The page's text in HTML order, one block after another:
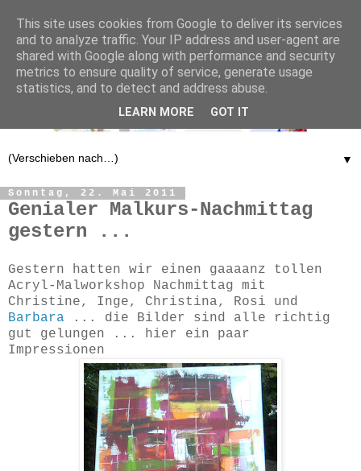
▼
Sonntag, 22. Mai 2011
Genialer Malkurs-Nachmittag
gestern ...
Gestern hatten wir einen gaaaanz tollen
Acryl-Malworkshop Nachmittag mit
Christine, Inge, Christina, Rosi und
Barbara
... die Bilder sind alle richtig
gut gelungen ... hier ein paar
Impressionen
This site uses cookies from Google to deliver its services
and to analyze traffic. Your IP address and user-agent are
shared with Google along with performance and security
metrics to ensure quality of service, generate usage
statistics, and to detect and address abuse.
LEARN MORE GOT IT